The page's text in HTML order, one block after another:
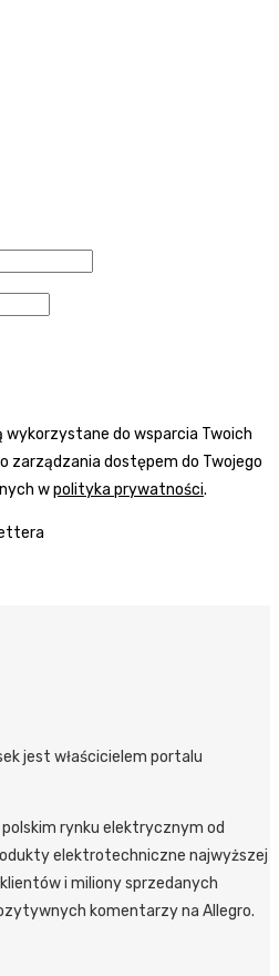
wykorzystane do wsparcia Twoich
zarządzania dostępem do Twojego
wpolityka prywatności.
jest właścicielem portalu
polskim rynku elektrycznym od
elektrotechniczne najwyższej
i miliony sprzedanych
komentarzy na Allegro.